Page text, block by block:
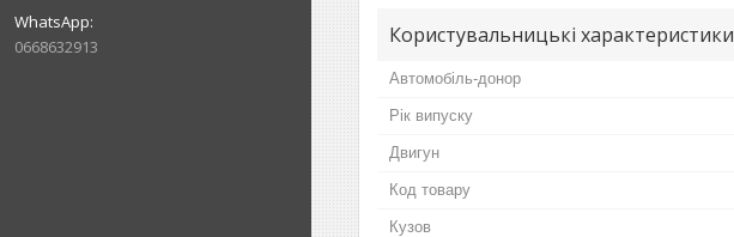
0668632913 Користувальницькі характеристики
Автомобіль-донор
Рік випуску
Двигун
Код товару
Кузов